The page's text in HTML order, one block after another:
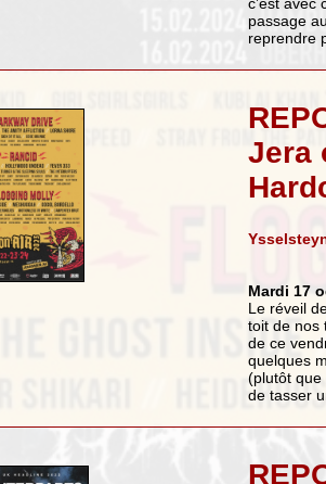
passage
reprendre
Jera
Mardi 17
Le réveil
toit de nos
de ce
quelques
(plutôt que
de tasser